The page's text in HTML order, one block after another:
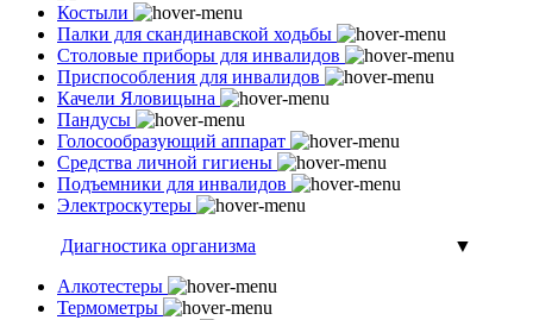
Костыли
Палки для скандинавской ходьбы
Столовые приборы для инвалидов
Приспособления для инвалидов
Качели Яловицына
Пандусы
Голосообразующий аппарат
Средства личной гигиены
Подъемники для инвалидов
Электроскутеры
Диагностика организма
▼
Алкотестеры
Термометры